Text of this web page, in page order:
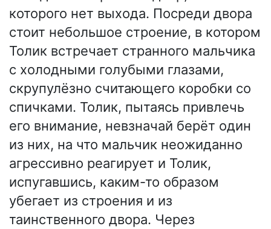
которого нет выхода. Посреди двора
стоит небольшое строение, в котором
Толик встречает странного мальчика
с холодными голубыми глазами,
скрупулёзно считающего коробки со
спичками. Толик, пытаясь привлечь
его внимание, невзначай берёт один
из них, на что мальчик неожиданно
агрессивно реагирует и Толик,
испугавшись, каким-то образом
убегает из строения и из
таинственного двора. Через